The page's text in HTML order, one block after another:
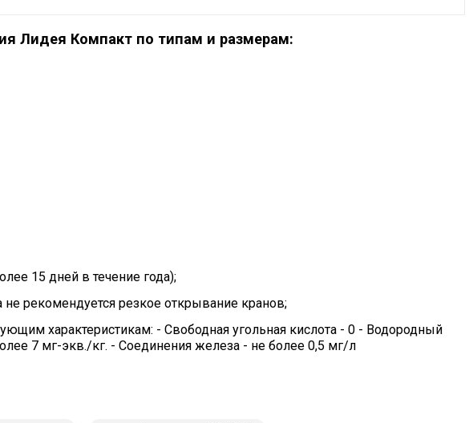
Лидея Компакт по типам и размерам:
15 дней в течение года);
не рекомендуется резкое открывание кранов;
характеристикам: - Свободная угольная кислота - 0 - Водородный
7 мг-экв./кг. - Соединения железа - не более 0,5 мг/л